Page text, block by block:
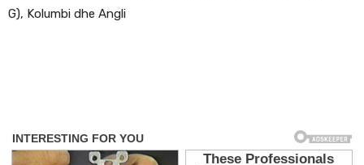
G), Kolumbi dhe Angli